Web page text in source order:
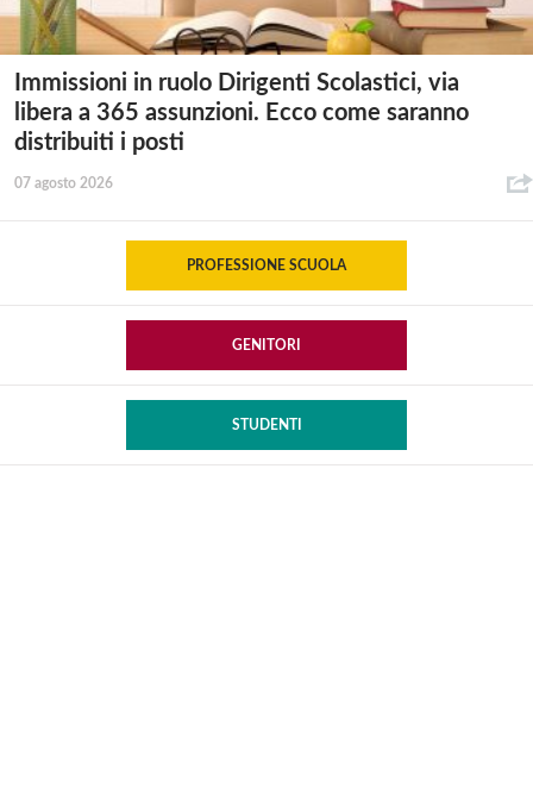
Immissioni in ruolo Dirigenti Scolastici, via
libera a 365 assunzioni. Ecco come saranno
distribuiti i posti
07 agosto 2026
PROFESSIONE SCUOLA
GENITORI
STUDENTI